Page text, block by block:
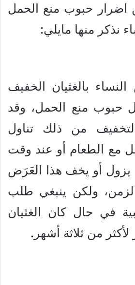
اضرار حبوب منع الحمل
نذكر منها مايلي:
بالغثيان الخفيف
حبوب منع الحمل، وقد
من ذلك تناول
مع الطعام أو عند وقت
يزول أو يخف هذا العَرَض
ولكن ينبغي طلب
في حال كان الغثيان
من ثلاثة أشهر.